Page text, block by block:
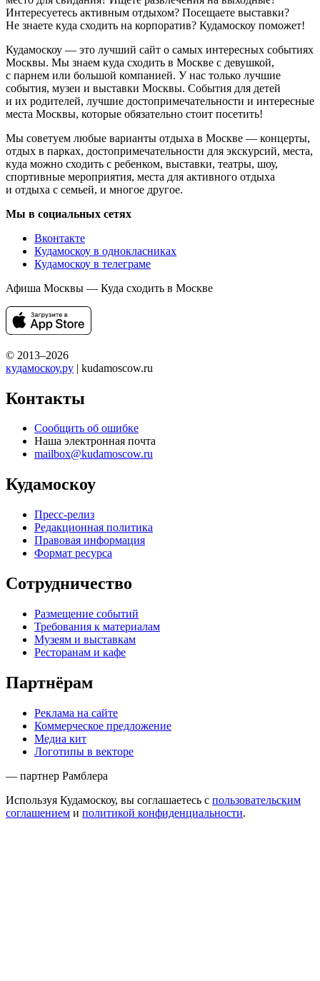
Интересуетесь активным отдыхом? Посещаете выставки?
Не знаете куда сходить на корпоратив? Кудамоскоу поможет!
Кудамоскоу — это лучший сайт о самых интересных событиях
Москвы. Мы знаем куда сходить в Москве с девушкой,
с парнем или большой компанией. У нас только лучшие
события, музеи и выставки Москвы. События для детей
и их родителей, лучшие достопримечательности и интересные
места Москвы, которые обязательно стоит посетить!
Мы советуем любые варианты отдыха в Москве — концерты,
отдых в парках, достопримечательности для экскурсий, места,
куда можно сходить с ребенком, выставки, театры, шоу,
спортивные мероприятия, места для активного отдыха
и отдыха с семьей, и многое другое.
Мы в социальных сетях
Вконтакте
Кудамоскоу в однокласниках
Кудамоскоу в телеграме
Афиша Москвы — Куда сходить в Москве
© 2013–2026
кудамоскоу.ру | kudamoscow.ru
Контакты
Сообщить об ошибке
Наша электронная почта
mailbox@kudamoscow.ru
Кудамоскоу
Пресс-релиз
Редакционная политика
Правовая информация
Формат ресурса
Сотрудничество
Размещение событий
Требования к материалам
Музеям и выставкам
Ресторанам и кафе
Партнёрам
Реклама на сайте
Коммерческое предложение
Медиа кит
Логотипы в векторе
— партнер Рамблера
Используя Кудамоскоу, вы соглашаетесь с пользовательским
соглашением и политикой конфиденциальности.